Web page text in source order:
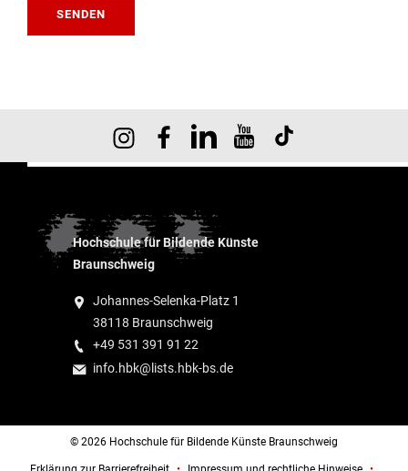
SENDEN
Hochschule für Bildende Künste
Braunschweig
Johannes-Selenka-Platz 1
38118 Braunschweig
+49 531 391 91 22
info.hbk@lists.hbk-bs.de
© 2026 Hochschule für Bildende Künste Braunschweig